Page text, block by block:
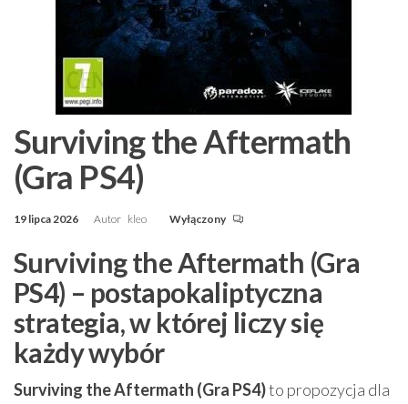
Surviving the Aftermath
(Gra PS4)
19 lipca 2026 Autor kleo Wyłączony
Surviving the Aftermath (Gra
PS4) – postapokaliptyczna
strategia, w której liczy się
każdy wybór
Surviving the Aftermath (Gra PS4)to propozycja dla